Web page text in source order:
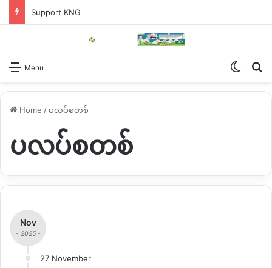
Support KNG
Menu
Home /ပလပ်စတစ်
ပလပ်စတစ်
Nov
- 2025 -
27 November